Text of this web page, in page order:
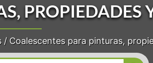
PROPIEDADES
/ Coalescentes para pinturas,